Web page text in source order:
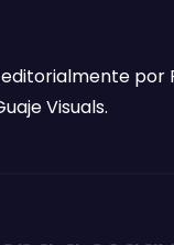
por
Visuals.